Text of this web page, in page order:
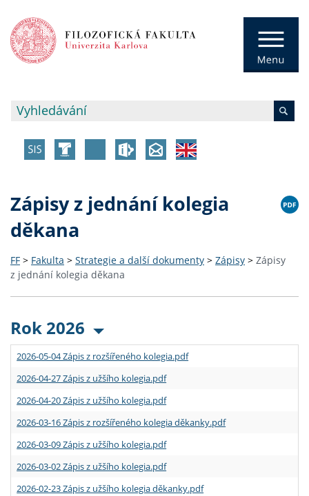
Zápisy z jednání kolegia
děkana
FF > Fakulta > Strategie a další dokumenty > Zápisy > Zápisy
z jednání kolegia děkana
Rok 2026
2026-05-04 Zápis z rozšířeného kolegia.pdf
2026-04-27 Zápis z užšího kolegia.pdf
2026-04-20 Zápis z užšího kolegia.pdf
2026-03-16 Zápis z rozšířeného kolegia děkanky.pdf
2026-03-09 Zápis z užšího kolegia.pdf
2026-03-02 Zápis z užšího kolegia.pdf
2026-02-23 Zápis z užšího kolegia děkanky.pdf